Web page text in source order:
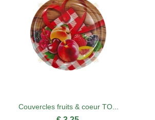
Couvercles fruits & coeur TO...